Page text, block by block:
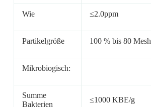
Wie ≤2.0ppm
Partikelgröße 100 % bis 80 Mesh
Mikrobiogisch:
Summe
Bakterien
≤1000 KBE/g